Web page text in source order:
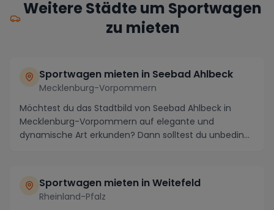
Weitere Städte um Sportwagen
zu mieten
Sportwagen mieten in Seebad Ahlbeck
Mecklenburg-Vorpommern
Möchtest du das Stadtbild von Seebad Ahlbeck in
Mecklenburg-Vorpommern auf elegante und
dynamische Art erkunden? Dann solltest du unbedingt
Sportwagen mieten in Weitefeld
Rheinland-Pfalz